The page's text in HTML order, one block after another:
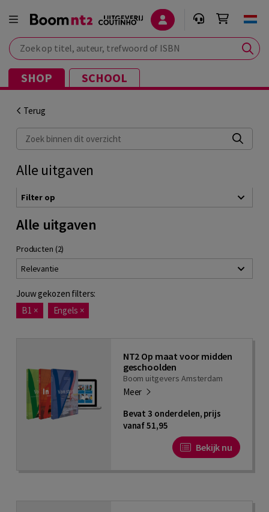
Zoek op titel, auteur, trefwoord of ISBN
SHOP SCHOOL
Terug
Zoek binnen dit overzicht
Alle uitgaven
Filter op
Alle uitgaven
Producten (2)
Relevantie
Jouw gekozen filters:
B1 × Engels ×
NT2 Op maat voor midden
geschoolden
Boom uitgevers Amsterdam
Meer
Bevat 3 onderdelen, prijs
vanaf 51,95
Bekijk nu